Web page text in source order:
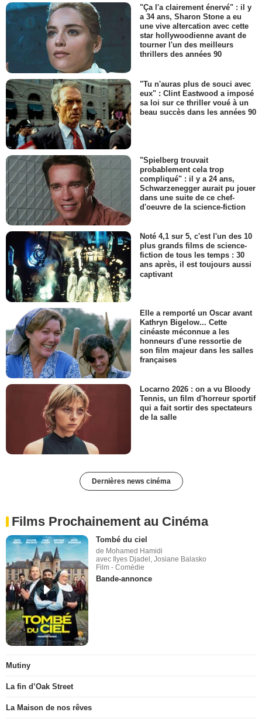
"Ça l'a clairement énervé" : il y
a 34 ans, Sharon Stone a eu
une vive altercation avec cette
star hollywoodienne avant de
tourner l'un des meilleurs
thrillers des années 90
"Tu n'auras plus de souci avec
eux" : Clint Eastwood a imposé
sa loi sur ce thriller voué à un
beau succès dans les années 90
"Spielberg trouvait
probablement cela trop
compliqué" : il y a 24 ans,
Schwarzenegger aurait pu jouer
dans une suite de ce chef-
d'oeuvre de la science-fiction
Noté 4,1 sur 5, c'est l'un des 10
plus grands films de science-
fiction de tous les temps : 30
ans après, il est toujours aussi
captivant
Elle a remporté un Oscar avant
Kathryn Bigelow... Cette
cinéaste méconnue a les
honneurs d'une ressortie de
son film majeur dans les salles
françaises
Locarno 2026 : on a vu Bloody
Tennis, un film d'horreur sportif
qui a fait sortir des spectateurs
de la salle
Dernières news cinéma
Films Prochainement au Cinéma
Tombé du ciel
de Mohamed Hamidi
avec Ilyes Djadel, Josiane Balasko
Film - Comédie
Bande-annonce
Mutiny
La fin d’Oak Street
La Maison de nos rêves